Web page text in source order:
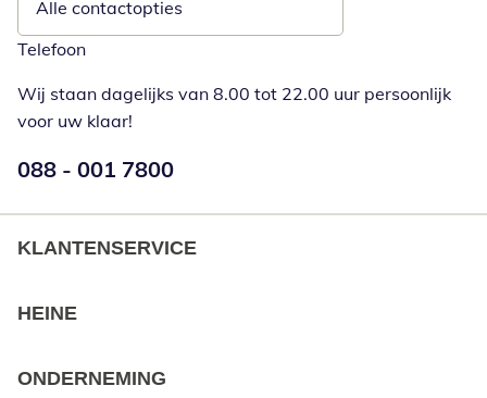
Alle contactopties
Telefoon
Wij staan dagelijks van 8.00 tot 22.00 uur persoonlijk
voor uw klaar!
Telefoonnummer:
088 - 001 7800
KLANTENSERVICE
HEINE
ONDERNEMING